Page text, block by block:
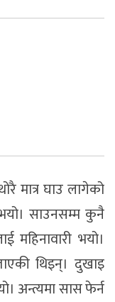
मात्र घाउ लागेको
साउनसम्म कुनै
भयो।
थिइन्। दुखाइ
अन्त्यमा सास फेर्न